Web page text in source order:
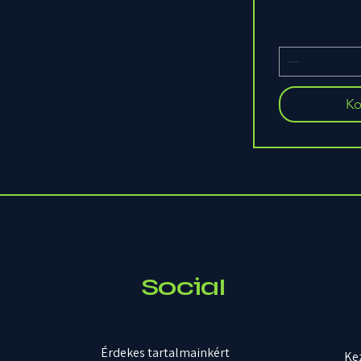
Social
Érdekes tartalmainkért